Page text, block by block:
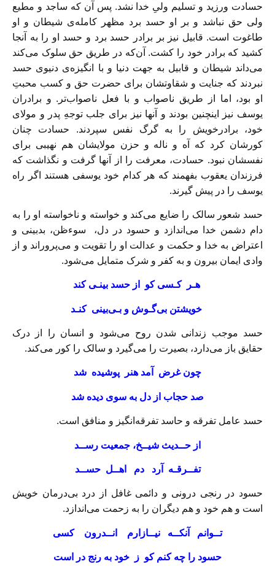
حسادت ورزید و تسلیم ولیِ خدا نشد. پس آن که ساجد و مطیع
ولی حق نباشد و بر او حسد برد مظهر کامله‌ی شیطان و او
طاغوت است. قابیل نیز بر برادر حسد برد و حسد او را به آنجا
کشید که برادر خود را کشت. آن‌که در طریق حق سلوک می‌کند
می‌داند شیطان و قابیل به جهت دنیا و با انگیزه‌ی دنیوی حسد
نبردند که جنایت و شقاوتشان برای حضرت حق و کسب محبتِ
او بود، اما از طریق ناصواب و با فعل ناصواب‌تر. و برادران
یوسف نیز اینچنین بودند و آنها نیز برای جلب توجهِ پدر و مولای
خود، برادرخویش را به گرگ نفس سپردند. حسادت چنان
کورشان کرد که آه و ناله و حزن مولایشان هم نهیبی برای
نفسشان نبود. حسادت، معرفت را از آنها گرفت و نگذاشت که
فرزندان یعقوب بفهمند که هر کدام خود یوسفی هستند اگر راه
یوسف را در پیش گیرند.
حسد شعور سالک را ضایع می‌کند و خواسته و ناخواسته او را به
دام دشمن خدا می‌اندازد و حسود در دل، سوءظن، بدبینی و
اعتراض به خدا و حکمت و عدالت او را تقویت و می‌پروراند و از
وادی ایمان بیرون و به کفر و شرک متمایل می‌شود.
هـر كـسی كو از حسد بينـی کند
خويشتن بی‌گـوش و بـی‌بينی كنـد
حسد موجب زندانی شدن روح می‌شود و انسان را از درک
حقايق باز می‌دارد، بصیرت را می‌گیرد و سالک را کور می‌کند.
چون غرض آمد هنر پوشيده شد
صد حجاب از دل به سوی ديده شد
حسد عامل تفرقه و حاسد تفرقه‌انگیز و منافق است.
از حــديث شيــخ، جمعيت رســد
تفــرقـه آرد دم اهــل حســد
حسود در رنجی درونی و دائمی غافل از درد بی‌درمان خویش
است و هم خود و هم دیگران را به زحمت می‌اندازد.
تــوانم آنكــه نيــازارم انــدرون كسی
حسود را چه كنم كو ز خود به رنج در است